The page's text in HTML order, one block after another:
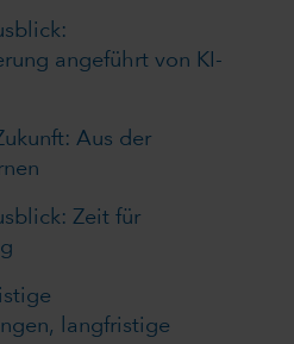
angeführt von KI-
Aus der
Zeit für
langfristige